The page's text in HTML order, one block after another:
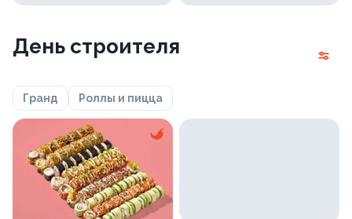
День строителя
Гранд Роллы и пицца